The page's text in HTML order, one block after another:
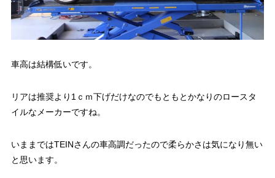
車高は結構低いです。
リアは推奨より1ｃｍ下げだけなのでもともとかなりのロースタ
イルなメーカーですね。
いままではTEINさんの車高調だったので柔らかさは気になり無い
と思います。